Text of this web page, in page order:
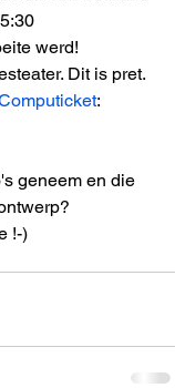
werd!
Dit is pret.
:
geneem en die
!-)